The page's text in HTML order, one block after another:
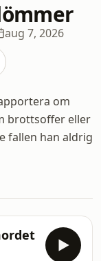
aug 7, 2026
om
brottsoffer eller
fallen han aldrig